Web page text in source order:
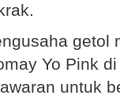
getol
Yo Pink
untuk